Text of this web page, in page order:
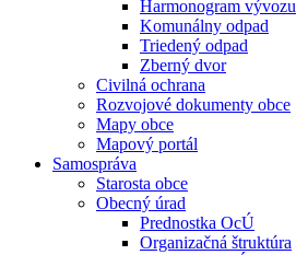
Harmonogram
Komunálny odpad
Triedený odpad
Zberný dvor
Civilná ochrana
Rozvojové dokumenty obce
Mapy obce
Mapový portál
Samospráva
Starosta obce
Obecný úrad
Prednostka OcÚ
Organizačná štruktúra